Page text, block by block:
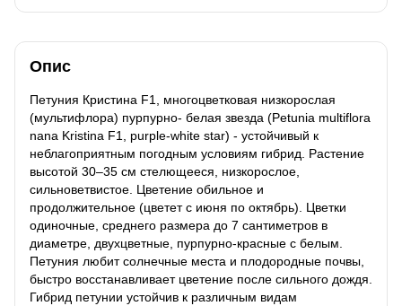
Опис
Петуния Кристина F1, многоцветковая низкорослая
(мультифлора) пурпурно- белая звезда (Petunia multiflora
nana Kristina F1, purple-white star) - устойчивый к
неблагоприятным погодным условиям гибрид. Растение
высотой 30–35 см стелющееся, низкорослое,
сильноветвистое. Цветение обильное и
продолжительное (цветет с июня по октябрь). Цветки
одиночные, среднего размера до 7 сантиметров в
диаметре, двухцветные, пурпурно-красные с белым.
Петуния любит солнечные места и плодородные почвы,
быстро восстанавливает цветение после сильного дождя.
Гибрид петунии устойчив к различным видам